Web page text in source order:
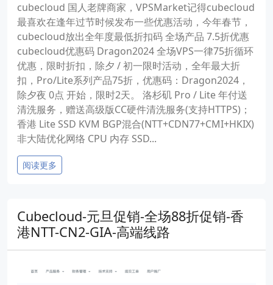
cubecloud 国人老牌商家，VPSMarket记得cubecloud
最喜欢在逢年过节时候发布一些优惠活动，今年春节，
cubecloud放出全年度最低折扣码 全场产品 7.5折优惠
cubecloud优惠码 Dragon2024 全场VPS一律75折循环
优惠，限时折扣，除夕 / 初一限时活动，全年最大折
扣，Pro/Lite系列产品75折，优惠码：Dragon2024，
除夕夜 0点 开始，限时2天。 洛杉矶 Pro / Lite 年付送
清洗服务，赠送高级版CC硬件清洗服务(支持HTTPS)；
香港 Lite SSD KVM BGP混合(NTT+CDN77+CMI+HKIX)
非大陆优化网络 CPU 内存 SSD...
阅读更多
Cubecloud-元旦促销-全场88折促销-香
港NTT-CN2-GIA-高端线路